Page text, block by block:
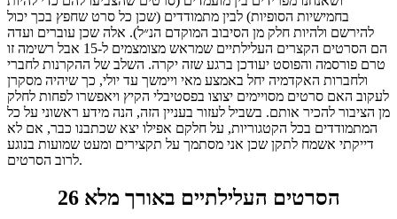
בחמישיות הסופיות) לבין מתמודדים (שכן כל סרט שחפץ בכך יכול
להירשם ולהיות חלק מן הסיבוב המוקדם הנ״ל). אלה שכן עוברים ועדה
הם הסרטים הקצרים העלילתיים שמראש מצומצמים ל-15 אבל רשימה זו
טרם פורסמה והפוסט יעודכן ברגע שזה יקרה. השלב של ההקרנות לחברי
ולחברות האקדמיה יחל באמצע מאי ויימשך עד יולי, כך שיהיה מסקרן
לעקוב האם סרטים מסויימים יצוצו בפסטיבלי הקיץ ויאפשרו לפחות לחלק
מן הציבור להכיר אותם. בשביל לעזור בעניין הזה, הנה מידע ראשוני על כל
המתמודדים בכל הקטגוריות, על חלקם אפילו יצא שכתבנו כבר, אם לא
דייקתי אשמח לתקן שכן אני מסתמך על תקצירים ומעט שמועות בנוגע
לרוב הסרטים.
26 הסרטים העלילתיים באורך מלא